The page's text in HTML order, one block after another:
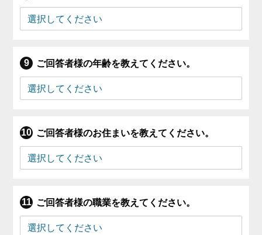
ご回答者様の年齢を教えてください。
ご回答者様のお住まいを教えてください。
ご回答者様の職業を教えてください。